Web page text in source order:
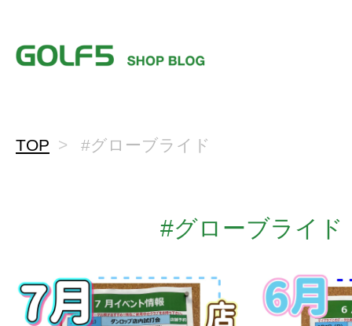
TOP #グローブライド
#グローブライド